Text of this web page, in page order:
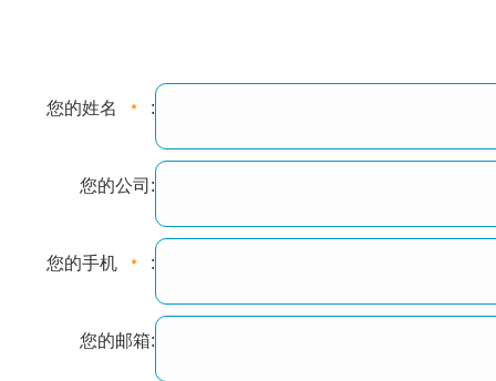
您的姓名 :
您的公司:
您的手机 :
您的邮箱: